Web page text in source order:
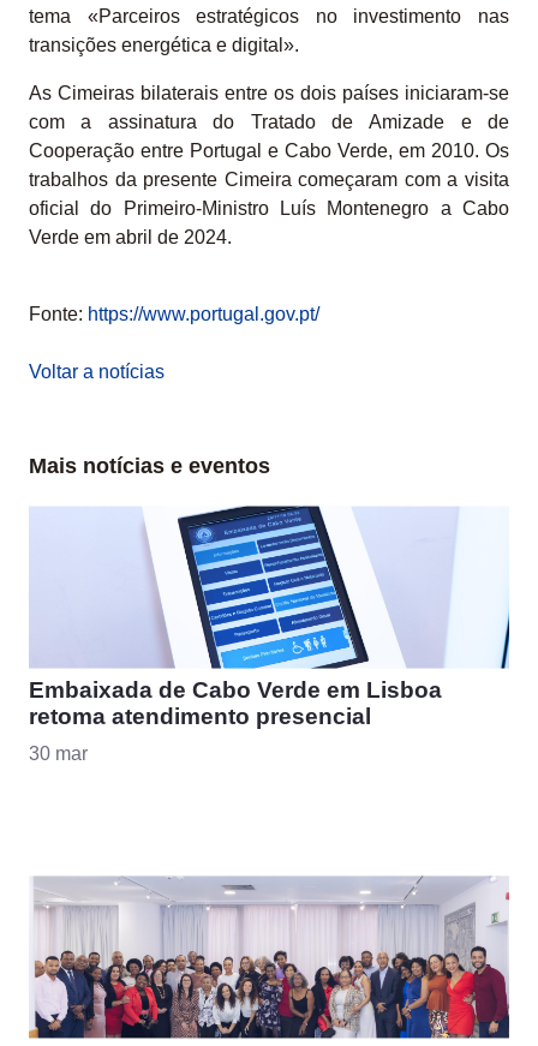
tema «Parceiros estratégicos no investimento nas
transições energética e digital».
As Cimeiras bilaterais entre os dois países iniciaram-se
com a assinatura do Tratado de Amizade e de
Cooperação entre Portugal e Cabo Verde, em 2010. Os
trabalhos da presente Cimeira começaram com a visita
oficial do Primeiro-Ministro Luís Montenegro a Cabo
Verde em abril de 2024.
Fonte: https://www.portugal.gov.pt/
Voltar a notícias
Mais notícias e eventos
Embaixada de Cabo Verde em Lisboa
retoma atendimento presencial
30 mar